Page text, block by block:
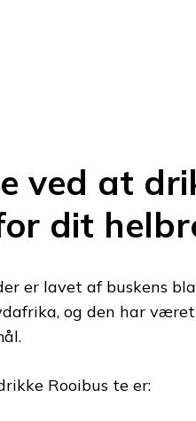
ved at
dit
er lavet af buskens
og den har
Rooibus te er: